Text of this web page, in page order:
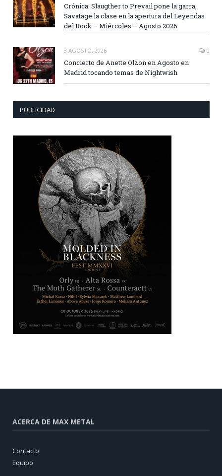
Crónica: Slaugther to Prevail pone la garra,
Savatage la clase en la apertura del Leyendas
del Rock – Miércoles – Agosto 2026
3 AGOSTO, 2026 0
Concierto de Anette Olzon en Agosto en
Madrid tocando temas de Nightwish
PUBLICIDAD
ACERCA DE MAX METAL
Contacto
Equipo